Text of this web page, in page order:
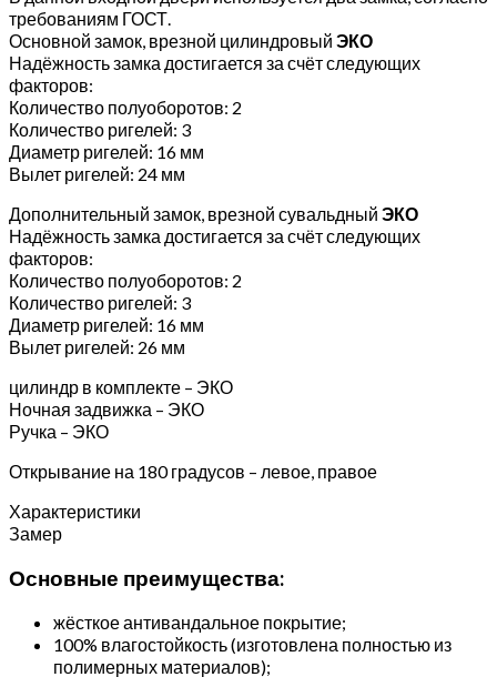
требованиям ГОСТ.
Основной замок, врезной цилиндровый ЭКО
Надёжность замка достигается за счёт следующих
факторов:
Количество полуоборотов: 2
Количество ригелей: 3
Диаметр ригелей: 16 мм
Вылет ригелей: 24 мм
Дополнительный замок, врезной сувальдный ЭКО
Надёжность замка достигается за счёт следующих
факторов:
Количество полуоборотов: 2
Количество ригелей: 3
Диаметр ригелей: 16 мм
Вылет ригелей: 26 мм
цилиндр в комплекте – ЭКО
Ночная задвижка – ЭКО
Ручка – ЭКО
Открывание на 180 градусов – левое, правое
Характеристики
Замер
Основные преимущества:
жёсткое антивандальное покрытие;
100% влагостойкость (изготовлена полностью из
полимерных материалов);